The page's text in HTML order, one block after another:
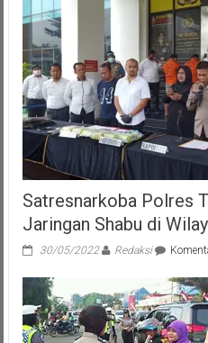
Satresnarkoba Polres
Jaringan Shabu di
30/05/2022 Redaksi